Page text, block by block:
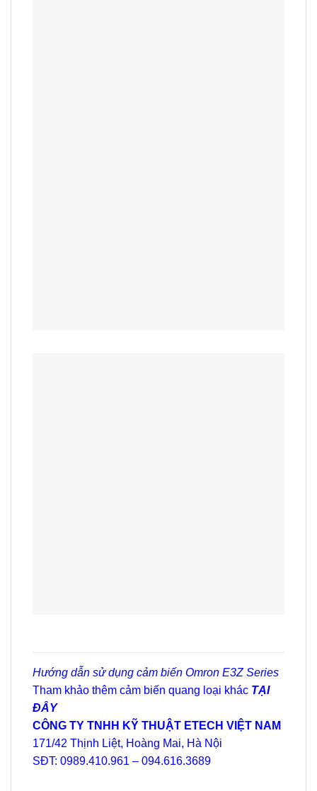
Hướng dẫn sử dụng cảm biến Omron E3Z Series
Tham khảo thêm cảm biến quang loại khác TẠI
ĐÂY
CÔNG TY TNHH KỸ THUẬT ETECH VIỆT NAM
171/42 Thịnh Liệt, Hoàng Mai, Hà Nội
SĐT: 0989.410.961 – 094.616.3689